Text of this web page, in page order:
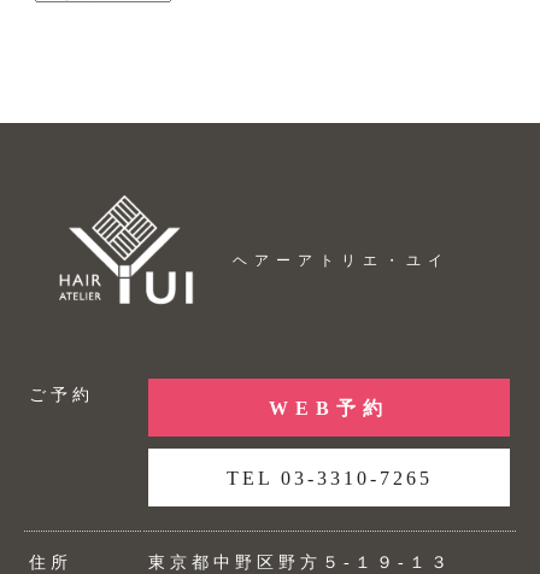
ヘアーアトリエ・ユイ
ご予約
WEB予約
TEL 03-3310-7265
住所
東京都中野区野方５-１９-１３